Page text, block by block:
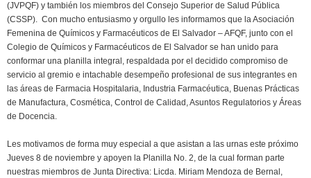
(JVPQF) y también los miembros del Consejo Superior de Salud Pública
(CSSP). Con mucho entusiasmo y orgullo les informamos que la Asociación
Femenina de Químicos y Farmacéuticos de El Salvador – AFQF, junto con el
Colegio de Químicos y Farmacéuticos de El Salvador se han unido para
conformar una planilla integral, respaldada por el decidido compromiso de
servicio al gremio e intachable desempeño profesional de sus integrantes en
las áreas de Farmacia Hospitalaria, Industria Farmacéutica, Buenas Prácticas
de Manufactura, Cosmética, Control de Calidad, Asuntos Regulatorios y Áreas
de Docencia.
Les motivamos de forma muy especial a que asistan a las urnas este próximo
Jueves 8 de noviembre y apoyen la Planilla No. 2, de la cual forman parte
nuestras miembros de Junta Directiva: Licda. Miriam Mendoza de Bernal,